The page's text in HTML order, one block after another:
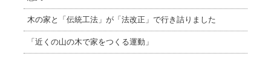
木の家と「伝統工法」が「法改正」で行き詰りました
「近くの山の木で家をつくる運動」